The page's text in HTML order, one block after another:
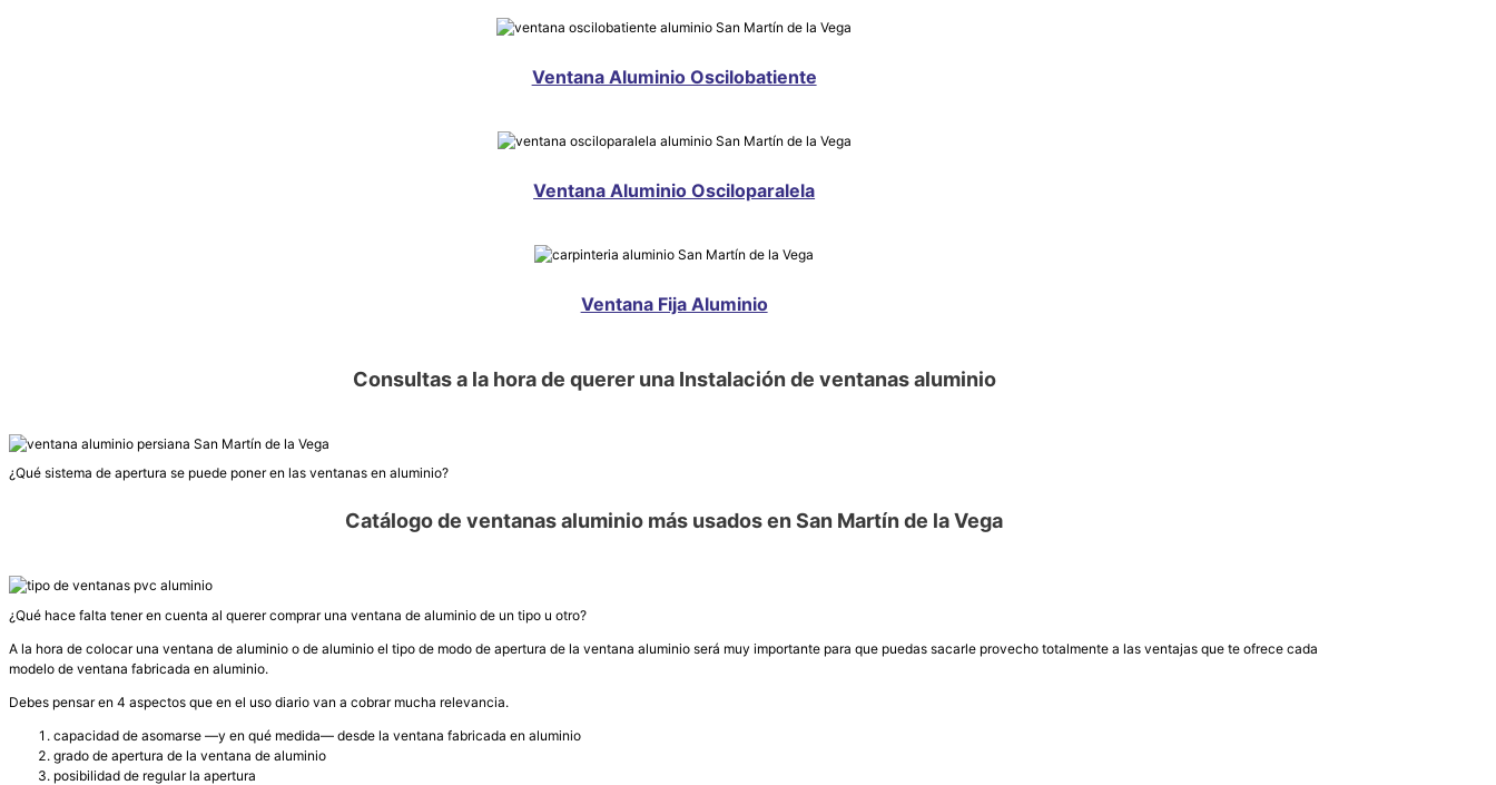
Ventana Aluminio Oscilobatiente
Ventana Aluminio Osciloparalela
Ventana Fija Aluminio
Consultas a la hora de querer una Instalación de ventanas aluminio
¿Qué sistema de apertura se puede poner en las ventanas en aluminio?
Catálogo de ventanas aluminio más usados en San Martín de la Vega
¿Qué hace falta tener en cuenta al querer comprar una ventana de aluminio de un tipo u otro?
A la hora de colocar una ventana de aluminio o de aluminio el tipo de modo de apertura de la ventana aluminio será muy importante para que puedas sacarle provecho totalmente a las ventajas que te ofrece cada
modelo de ventana fabricada en aluminio.
Debes pensar en 4 aspectos que en el uso diario van a cobrar mucha relevancia.
capacidad de asomarse —y en qué medida— desde la ventana fabricada en aluminio
grado de apertura de la ventana de aluminio
posibilidad de regular la apertura